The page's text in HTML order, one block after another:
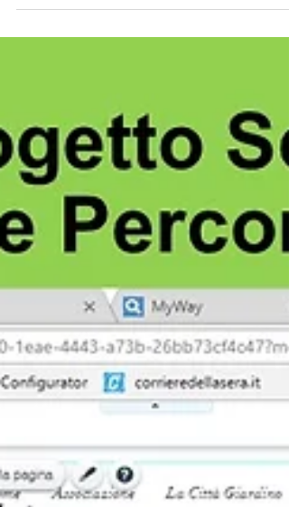
Comunicare è una azione importante e se
riusciremo a farla bene raggiungeremo il